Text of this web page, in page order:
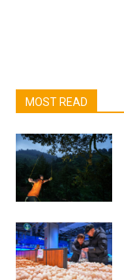
MOST READ